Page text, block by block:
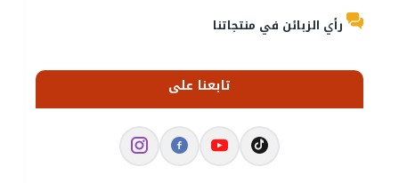
رأي الزبائن في منتجاتنا
تابعنا على